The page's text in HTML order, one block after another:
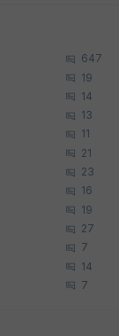
647
19
14
13
11
21
23
16
19
27
7
14
7